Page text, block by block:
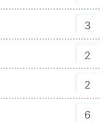
3
2
2
6